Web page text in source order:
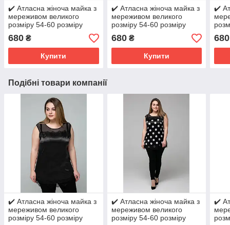
✔️ Атласна жіноча майка з
мереживом великого
розміру 54-60 розміру
680 ₴
Купити
✔️ Атласна жіноча майка з
мереживом великого
розміру 54-60 розміру
680₴
Купити
✔️
680
Подібні товари компанії
✔️ Атласна жіноча майка з
мереживом великого
розміру 54-60 розміру
✔️ Атласна жіноча майка з
мереживом великого
розміру 54-60 розміру
✔️